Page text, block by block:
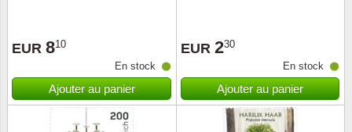
EUR 810
En stock
Ajouter au panier
EUR 230
En stock
Ajouter au panier